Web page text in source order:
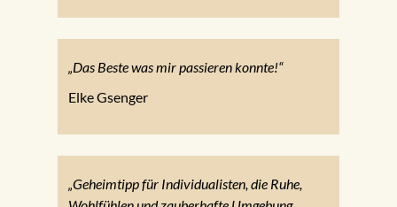
„Das Beste was mir passieren konnte!“
Elke Gsenger
„Geheimtipp für Individualisten, die Ruhe,